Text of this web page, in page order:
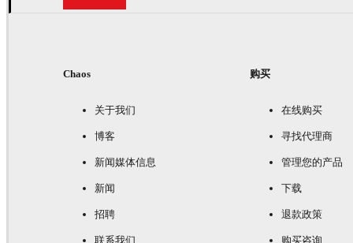
Chaos
关于我们
博客
新闻媒体信息
新闻
招聘
联系我们
购买
在线购买
寻找代理商
管理您的产品
下载
退款政策
购买咨询